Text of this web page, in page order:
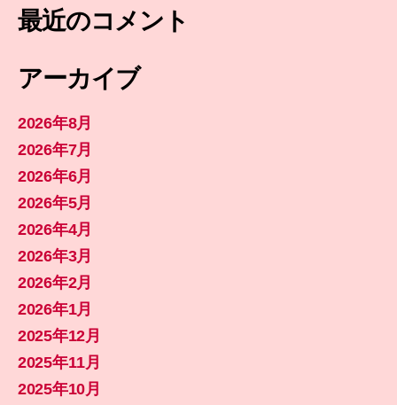
最近のコメント
アーカイブ
2026年8月
2026年7月
2026年6月
2026年5月
2026年4月
2026年3月
2026年2月
2026年1月
2025年12月
2025年11月
2025年10月